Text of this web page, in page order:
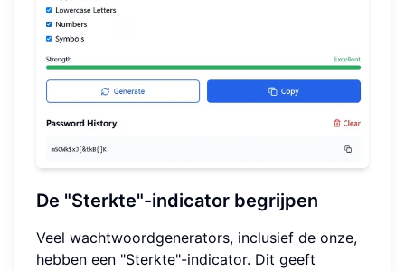
De "Sterkte"-indicator begrijpen
Veel wachtwoordgenerators, inclusief de onze,
hebben een "Sterkte"-indicator. Dit geeft